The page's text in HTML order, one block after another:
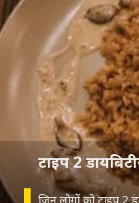
जिन लोगों को टाइप 2
टाइप 2